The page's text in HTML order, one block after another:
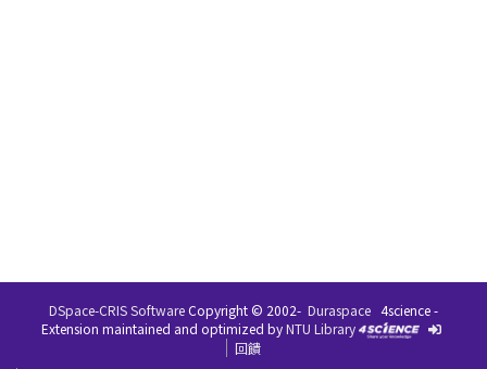
DSpace-CRIS SoftwareCopyright © 2002- Duraspace 4science -
Extension maintained and optimized byNTU Library
回饋